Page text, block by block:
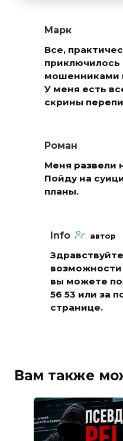
Марк
Все,
приключилось
мошенниками
У меня есть
скрины
Роман
Меня развели
Пойду на
планы.
Info автор
возможности
вы можете
56 53 или за
странице.
Вам также